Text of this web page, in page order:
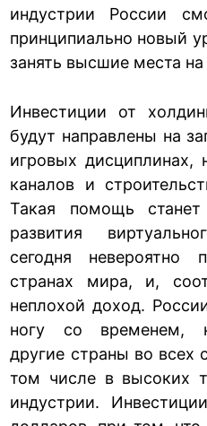
индустрии России
принципиально новый
занять высшие места
Инвестиции от
будут направлены на
игровых дисциплинах,
каналов и
Такая помощь
развития
сегодня невероятно
странах мира, и,
неплохой доход.
ногу со временем,
другие страны во всех
том числе в высоких
индустрии.